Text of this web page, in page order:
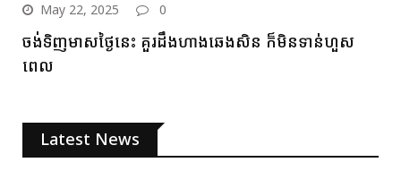
May 22, 2025 0
ចង់ទិញមាសថ្ងៃនេះ គួរដឹងហាងឆេងសិន ក៏មិនទាន់ហួស
ពេល
Latest News